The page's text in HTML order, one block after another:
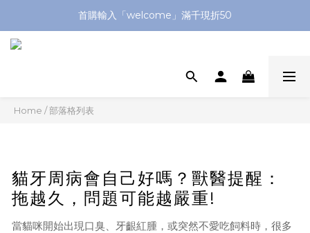
全館滿1299送平頭牙刷🪥滿2299送購物金$200
首購輸入「welcome」滿千現折50
全館滿1299送平頭牙刷🪥滿2299送購物金$200
Home /部落格列表
貓牙周病會自己好嗎？獸醫提醒：
拖越久，問題可能越嚴重!
當貓咪開始出現口臭、牙齦紅腫，或突然不愛吃飼料時，很多